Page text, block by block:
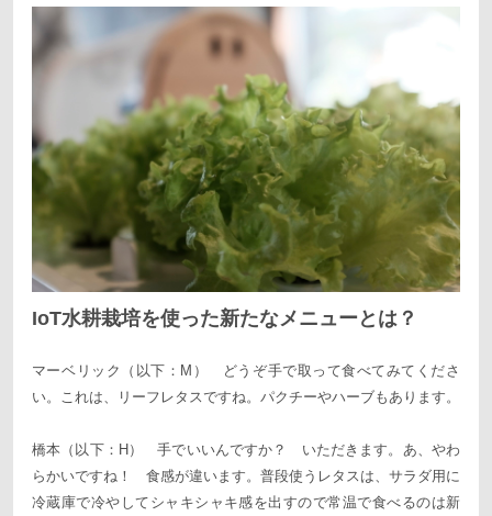
IoT水耕栽培を使った新たなメニューとは？
マーベリック（以下：M） どうぞ手で取って食べてみてくださ
い。これは、リーフレタスですね。パクチーやハーブもあります。
橋本（以下：H） 手でいいんですか？ いただきます。あ、やわ
らかいですね！ 食感が違います。普段使うレタスは、サラダ用に
冷蔵庫で冷やしてシャキシャキ感を出すので常温で食べるのは新